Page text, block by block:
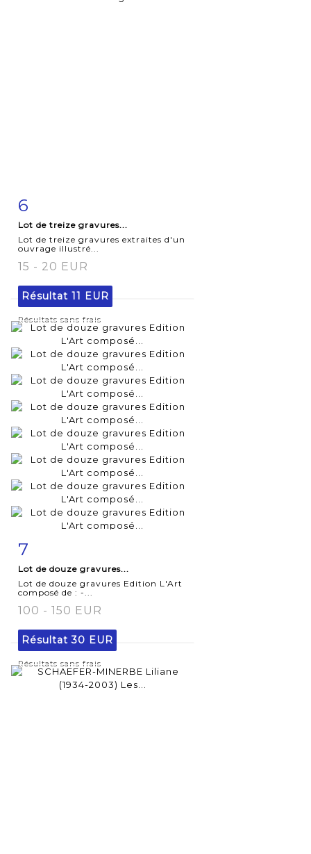
détaillée
6
Lot de treize gravures...
Lot de treize gravures extraites d'un
ouvrage illustré...
15 - 20 EUR
Résultat 11 EUR
Résultats sans frais
7
Lot de douze gravures...
Lot de douze gravures Edition L'Art
composé de : -...
100 - 150 EUR
Résultat30 EUR
Résultats sans frais